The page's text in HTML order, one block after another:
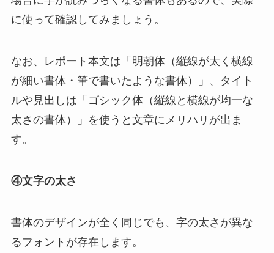
に使って確認してみましょう。
なお、レポート本文は「明朝体（縦線が太く横線
が細い書体・筆で書いたような書体）」、タイト
ルや見出しは「ゴシック体（縦線と横線が均一な
太さの書体）」を使うと文章にメリハリが出ま
す。
④文字の太さ
書体のデザインが全く同じでも、字の太さが異な
るフォントが存在します。